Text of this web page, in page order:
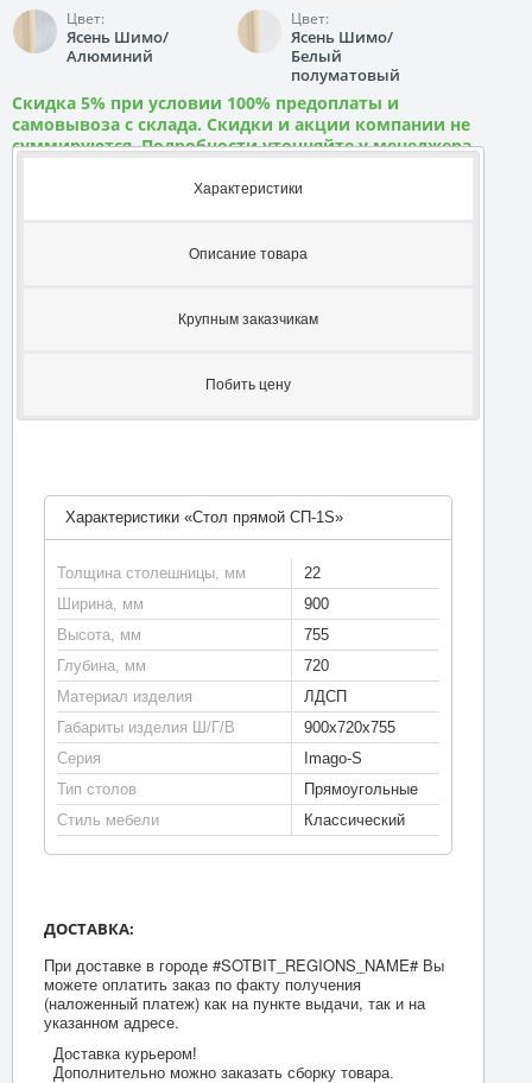
Цвет:
Ясень Шимо/
Алюминий
Цвет:
Ясень Шимо/
Белый
полуматовый
Скидка 5% при условии 100% предоплаты и
самовывоза с склада. Скидки и акции компании не
суммируются. Подробности уточняйте у менеджера
Характеристики
Описание товара
Крупным заказчикам
Побить цену
Характеристики «Стол прямой СП-1S»
Толщина столешницы, мм
22
Ширина, мм
900
Высота, мм
755
Глубина, мм
720
Материал изделия
ЛДСП
Габариты изделия Ш/Г/В
900х720х755
Серия
Imago-S
Тип столов
Прямоугольные
Стиль мебели
Классический
ДОСТАВКА:
При доставке в городе #SOTBIT_REGIONS_NAME# Вы
можете оплатить заказ по факту получения
(наложенный платеж) как на пункте выдачи, так и на
указанном адресе.
Доставка курьером!
Дополнительно можно заказать сборку товара.